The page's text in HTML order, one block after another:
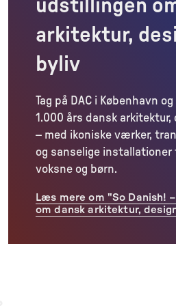
udstillingen
arkitektur,
byliv
Tag på DAC i København
1.000 års dansk arkitektur,
– med ikoniske værker,
og sanselige installationer
voksne og børn.
Læs mere om "So Danish!
om dansk arkitektur,